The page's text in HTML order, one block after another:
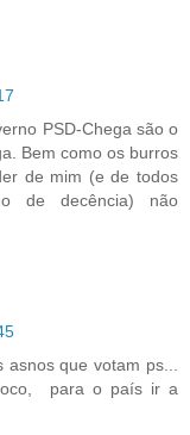
PSD-Chega são o
Bem como os burros
de mim (e de todos
de decência) não
asnos que votam ps...
para o país ir a